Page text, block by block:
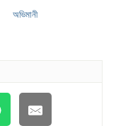
অভিমানী